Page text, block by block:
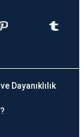
Dayanıklılık